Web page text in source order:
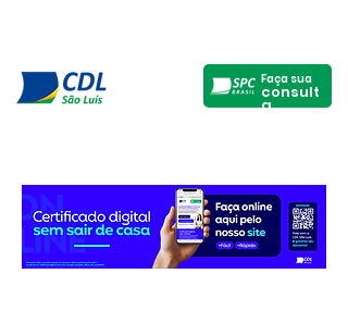
Faça sua
consult
a